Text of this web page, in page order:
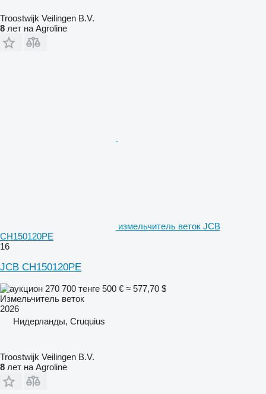
Troostwijk Veilingen B.V.
8 лет на Agroline
измельчитель веток JCB
CH150120PE
16
JCB CH150120PE
270 700 тенге 500 € ≈ 577,70 $
Измельчитель веток
2026
Нидерланды, Cruquius
Troostwijk Veilingen B.V.
8 лет на Agroline